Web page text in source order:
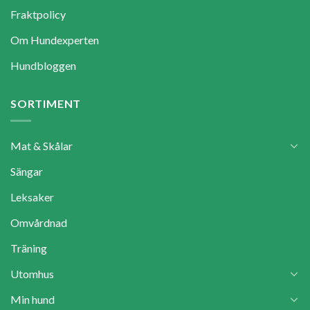
Fraktpolicy
Om Hundexperten
Hundbloggen
SORTIMENT
Mat & Skålar
Sängar
Leksaker
Omvårdnad
Träning
Utomhus
Min hund